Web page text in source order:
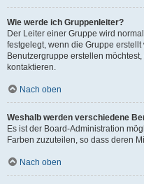
Wie werde ich Gruppenleiter?
Der Leiter einer Gruppe wird
festgelegt, wenn die Gruppe
Benutzergruppe erstellen
kontaktieren.
Nach oben
Weshalb werden verschiedene
Es ist der Board-Administration
Farben zuzuteilen, so dass deren
Nach oben